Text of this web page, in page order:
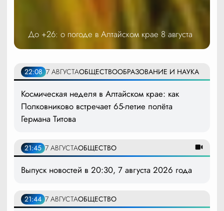
До +26: о погоде в Алтайском крае 8 августа
22:08 7 АВГУСТАОБЩЕСТВООБРАЗОВАНИЕ И НАУКА
Космическая неделя в Алтайском крае: как
Полковниково встречает 65-летие полёта
Германа Титова
21:45 7 АВГУСТАОБЩЕСТВО
Выпуск новостей в 20:30, 7 августа 2026 года
21:44 7 АВГУСТАОБЩЕСТВО